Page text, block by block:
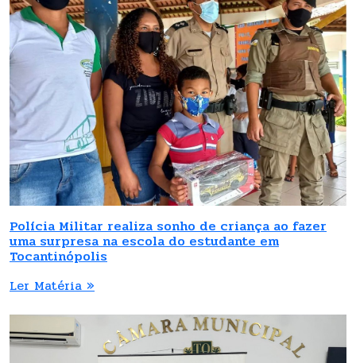
Polícia Militar realiza sonho de criança ao fazer
uma surpresa na escola do estudante em
Tocantinópolis
Ler Matéria »